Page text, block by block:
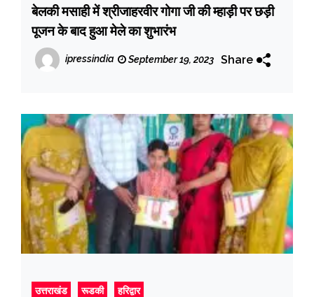
बेलकी मसाही में श्रीजाहरवीर गोगा जी की म्हाड़ी पर छड़ी
पूजन के बाद हुआ मेले का शुभारंभ
ipressindia September 19, 2023 Share
उत्तराखंड रूडकी हरिद्वार